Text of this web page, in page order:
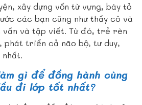
xây dựng vốn từ vựng, bày tỏ
các bạn cũng như thầy cô và
vần và tập viết. Từ đó, trẻ rèn
phát triển cả não bộ, tư duy,
gì để đồng hành cùng
đi lớp tốt nhất?